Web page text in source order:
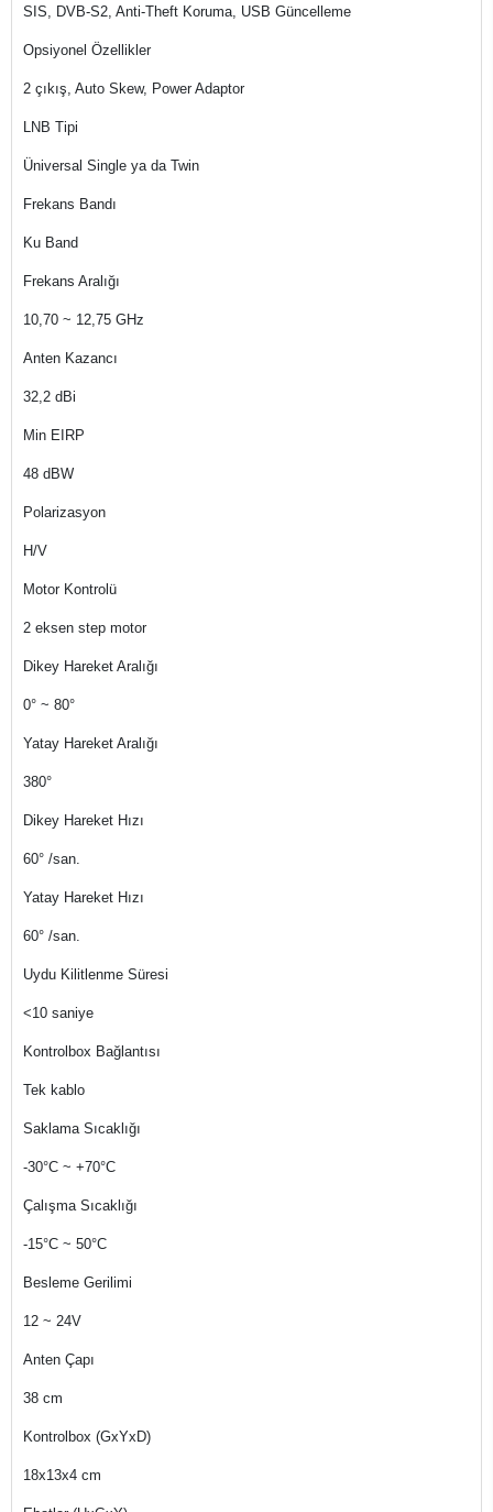
SIS, DVB-S2, Anti-Theft Koruma, USB Güncelleme
Opsiyonel Özellikler
2 çıkış, Auto Skew, Power Adaptor
LNB Tipi
Üniversal Single ya da Twin
Frekans Bandı
Ku Band
Frekans Aralığı
10,70 ~ 12,75 GHz
Anten Kazancı
32,2 dBi
Min EIRP
48 dBW
Polarizasyon
H/V
Motor Kontrolü
2 eksen step motor
Dikey Hareket Aralığı
0° ~ 80°
Yatay Hareket Aralığı
380°
Dikey Hareket Hızı
60° /san.
Yatay Hareket Hızı
60° /san.
Uydu Kilitlenme Süresi
<10 saniye
Kontrolbox Bağlantısı
Tek kablo
Saklama Sıcaklığı
-30°C ~ +70°C
Çalışma Sıcaklığı
-15°C ~ 50°C
Besleme Gerilimi
12 ~ 24V
Anten Çapı
38 cm
Kontrolbox (GxYxD)
18x13x4 cm